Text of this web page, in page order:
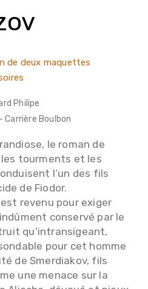
de deux maquettes
Philipe
Carrière Boulbon
le roman de
tourments et les
l’un des fils
de Fiodor.
revenu pour exiger
conservé par le
qu’intransigeant,
pour cet homme
de Smerdiakov, fils
une menace sur la